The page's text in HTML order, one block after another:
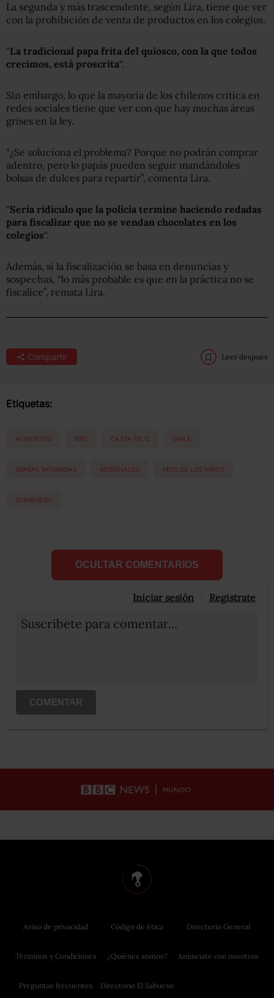
La segunda y más trascendente, según Lira, tiene que ver
con la prohibición de venta de productos en los colegios.
“La tradicional papa frita del quiosco, con la que todos
crecimos, está proscrita“.
Sin embargo, lo que la mayoría de los chilenos critica en
redes sociales tiene que ver con que hay muchas áreas
grises en la ley.
“¿Se soluciona el problema? Porque no podrán comprar
adentro, pero lo papás pueden seguir mandándoles
bolsas de dulces para repartir”, comenta Lira.
“Sería ridículo que la policía termine haciendo redadas
para fiscalizar que no se vendan chocolates en los
colegios“.
Además, si la fiscalización se basa en denuncias y
sospechas, “lo más probable es que en la práctica no se
fiscalice”, remata Lira.
Compartir Leer después
Etiquetas:
ALIMENTOS BBC CAJITA FELIZ CHILE
GRASAS SATURADAS MCDONALDS PESO DE LOS NIÑOS
SOBREPESO
OCULTAR COMENTARIOS
Iniciar sesión Registrate
Suscribete para comentar...
COMENTAR
Aviso de privacidad
Términos y Condiciones
Preguntas frecuentes
Código de ética
¿Quiénes somos?
Directorio El Sabueso
Directorio General
Anúnciate con nosotros